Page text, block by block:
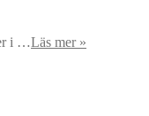
i …Läs mer »